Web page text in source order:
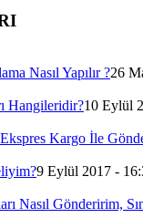
Nasıl Yapılır ?26
Hangileridir?10 Eylül
Ekspres Kargo İle
9 Eylül 2017 -
Nasıl Gönderirim,